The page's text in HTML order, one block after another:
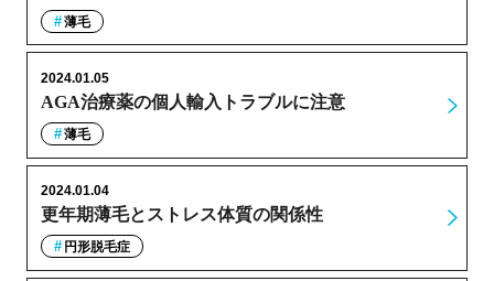
薄毛
AGA治療薬の個人輸入トラブルに注意
2024.01.05
薄毛
更年期薄毛とストレス体質の関係性
2024.01.04
円形脱毛症